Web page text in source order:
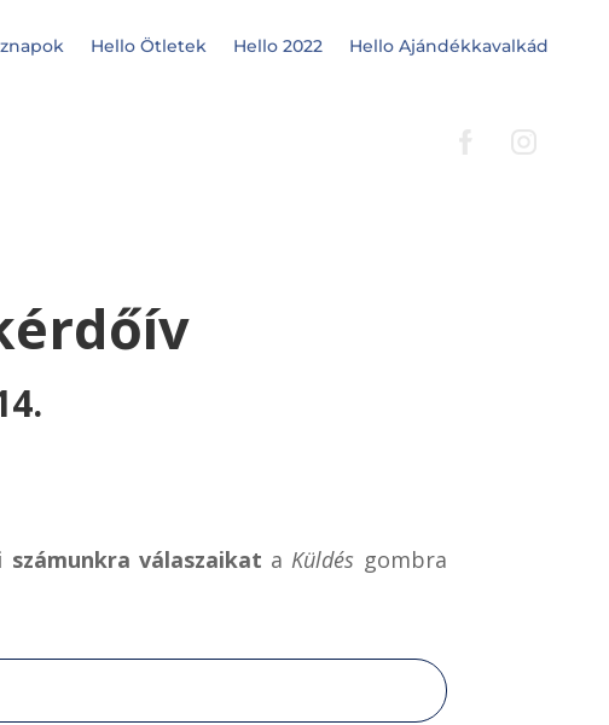
Hello Ötletek Hello 2022 Hello Ajándékkavalkád
válaszaikat a Küldés gombra